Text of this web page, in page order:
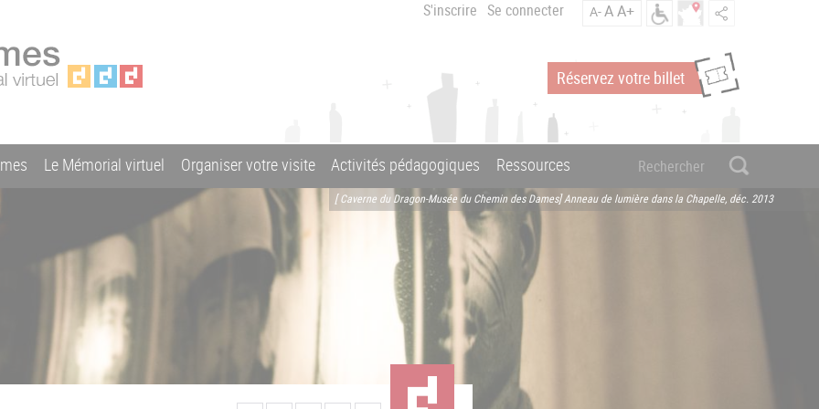
S'inscrire Se connecter A-AA+
Réservez votre billet
Le Mémorial virtuel Organiser votre visite Activités pédagogiques Ressources
[ Caverne du Dragon-Musée du Chemin des Dames] Anneau de lumière dans la Chapelle, déc. 2013